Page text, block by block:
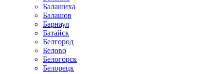
Балашиха
Балашов
Барнаул
Батайск
Белгород
Белово
Белогорск
Белорецк